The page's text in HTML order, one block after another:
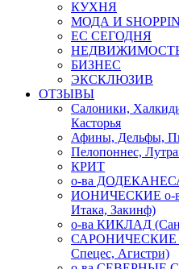
КУХНЯ
МОДА И
ЕС СЕГОДНЯ
БИЗНЕС
ЭКСКЛЮЗИВ
ОТЗЫВЫ
Салоники,
Касторья
Афины, Дельфы,
Пелопоннес,
КРИТ
о-ва
ИОНИЧЕСКИЕ о-ва
Итака, Закинф)
о-ва КИКЛАД
САРОНИЧЕСКИЕ
Спецес, Агистри)